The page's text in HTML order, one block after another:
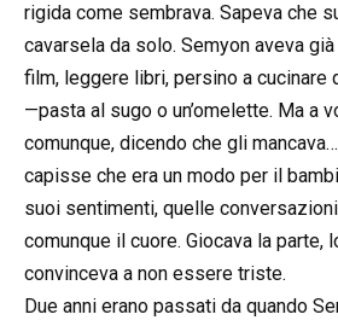
rigida come sembrava. Sapeva che
cavarsela da solo. Semyon aveva
film, leggere libri, persino a cucinare
—pasta al sugo o un’omelette. Ma a
comunque, dicendo che gli
capisse che era un modo per il
suoi sentimenti, quelle
comunque il cuore. Giocava la parte,
convinceva a non essere triste.
Due anni erano passati da quando